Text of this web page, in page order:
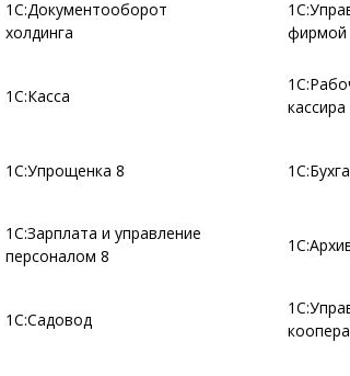
1С:Документооборот
холдинга
фирмой
1С:Касса
кассира
1С:Упрощенка 8
1С:Зарплата и управление
персоналом 8
1С:Садовод